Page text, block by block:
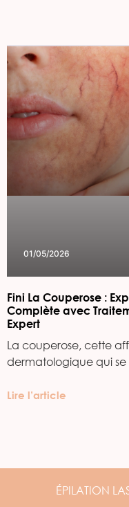
01/05/2026
Fini La Couperose :
Complète avec
Expert
La couperose, cette
dermatologique qui
Lire l’article
ÉPILATION